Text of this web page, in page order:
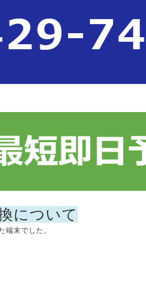
について
端末でした。